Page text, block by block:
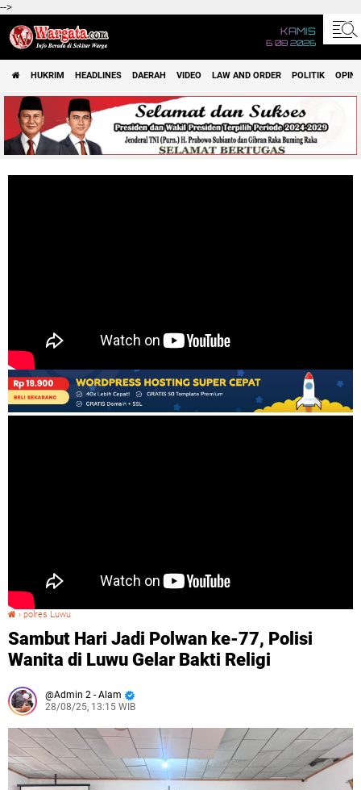
-->
KAMIS
6 08 2026
HUKRIM HEADLINES DAERAH VIDEO LAW AND ORDER POLITIK OPINI
› polres Luwu
Sambut Hari Jadi Polwan ke-77, Polisi
Wanita di Luwu Gelar Bakti Religi
Admin 2 - Alam
28/08/25, 13:15 WIB